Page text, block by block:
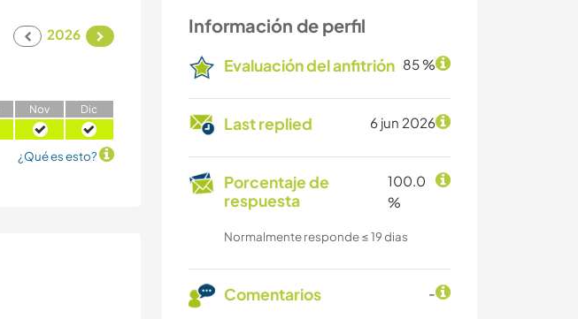
Información de perfil
Evaluación del anfitrión 85 %
Last replied 6 jun 2026
Porcentaje de
respuesta
100.0
%
Normalmente responde ≤ 19 dias
Comentarios -
2026
Nov Dic
¿Qué es esto?